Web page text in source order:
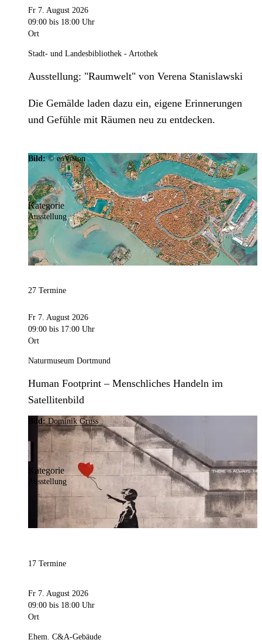
Fr 7. August 2026
09:00 bis 18:00 Uhr
Ort
Stadt- und Landesbibliothek - Artothek
Ausstellung: "Raumwelt" von Verena Stanislawski
Die Gemälde laden dazu ein, eigene Erinnerungen
und Gefühle mit Räumen neu zu entdecken.
Bild:© eoVision
Kategorie
Ausstellung
27 Termine
Fr 7. August 2026
09:00 bis 17:00 Uhr
Ort
Naturmuseum Dortmund
Human Footprint – Menschliches Handeln im
Satellitenbild
Bild:Dominik Gruss
Kategorie
Ausstellung
17 Termine
Fr 7. August 2026
09:00 bis 18:00 Uhr
Ort
Ehem. C&A-Gebäude